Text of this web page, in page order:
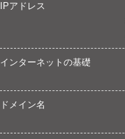
IPアドレス
インターネットの基礎
ドメイン名